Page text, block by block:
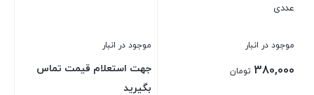
عددی
موجود در انبار
380,000 تومان
موجود در انبار
جهت استعلام قیمت تماس
بگیرید